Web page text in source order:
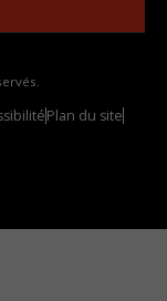
Plan du site